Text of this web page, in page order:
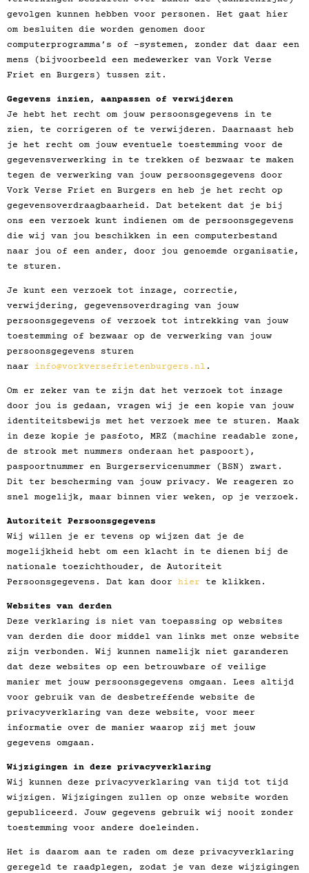
gevolgen kunnen hebben voor personen. Het gaat hier
om besluiten die worden genomen door
computerprogramma’s of -systemen, zonder dat daar een
mens (bijvoorbeeld een medewerker van Vork Verse
Friet en Burgers) tussen zit.
Gegevens inzien, aanpassen of verwijderen
Je hebt het recht om jouw persoonsgegevens in te
zien, te corrigeren of te verwijderen. Daarnaast heb
je het recht om jouw eventuele toestemming voor de
gegevensverwerking in te trekken of bezwaar te maken
tegen de verwerking van jouw persoonsgegevens door
Vork Verse Friet en Burgers en heb je het recht op
gegevensoverdraagbaarheid. Dat betekent dat je bij
ons een verzoek kunt indienen om de persoonsgegevens
die wij van jou beschikken in een computerbestand
naar jou of een ander, door jou genoemde organisatie,
te sturen.
Je kunt een verzoek tot inzage, correctie,
verwijdering, gegevensoverdraging van jouw
persoonsgegevens of verzoek tot intrekking van jouw
toestemming of bezwaar op de verwerking van jouw
persoonsgegevens sturen
naar info@vorkversefrietenburgers.nl .
Om er zeker van te zijn dat het verzoek tot inzage
door jou is gedaan, vragen wij je een kopie van jouw
identiteitsbewijs met het verzoek mee te sturen. Maak
in deze kopie je pasfoto, MRZ (machine readable zone,
de strook met nummers onderaan het paspoort),
paspoortnummer en Burgerservicenummer (BSN) zwart.
Dit ter bescherming van jouw privacy. We reageren zo
snel mogelijk, maar binnen vier weken, op je verzoek.
Autoriteit Persoonsgegevens
Wij willen je er tevens op wijzen dat je de
mogelijkheid hebt om een klacht in te dienen bij de
nationale toezichthouder, de Autoriteit
Persoonsgegevens. Dat kan door hier te klikken.
Websites van derden
Deze verklaring is niet van toepassing op websites
van derden die door middel van links met onze website
zijn verbonden. Wij kunnen namelijk niet garanderen
dat deze websites op een betrouwbare of veilige
manier met jouw persoonsgegevens omgaan. Lees altijd
voor gebruik van de desbetreffende website de
privacyverklaring van deze website, voor meer
informatie over de manier waarop zij met jouw
gegevens omgaan.
Wijzigingen in deze privacyverklaring
Wij kunnen deze privacyverklaring van tijd tot tijd
wijzigen. Wijzigingen zullen op onze website worden
gepubliceerd. Jouw gegevens gebruik wij nooit zonder
toestemming voor andere doeleinden.
Het is daarom aan te raden om deze privacyverklaring
geregeld te raadplegen, zodat je van deze wijzigingen